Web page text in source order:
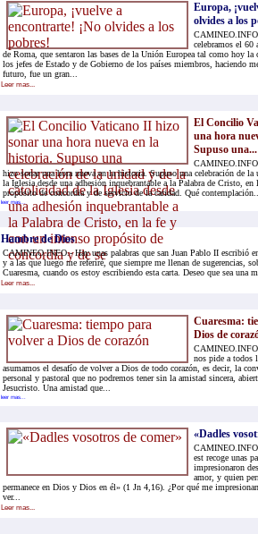
Europa,
olvides a los
celebramos el 60
de Roma, que sentaron las bases de la Unión Europea tal como hoy la
los jefes de Estado y de Gobierno de los países miembros, haciendo
futuro, fue un gran...
Leer mas...
El Concilio
una hora
Supuso una...
hizo sonar una hora nueva en la historia. Supuso una celebración de
la Iglesia desde una adhesión inquebrantable a la Palabra de Cristo,
propósito de concordia y de servicio de la caridad. Qué
leer mas...
Hambre de Dios
CAMINEO.INFO.- Hay unas palabras que san Juan Pablo II escribió
y a las que luego me referiré, que siempre me llenan de sugerencias,
Cuaresma, cuando os estoy escribiendo esta carta. Deseo que sea una
Leer mas...
Cuaresma:
Dios de
nos pide a todos
asumamos el desafío de volver a Dios de todo corazón, es decir, la
personal y pastoral que no podremos tener sin la amistad sincera,
Jesucristo. Una amistad que...
leer mas...
«Dadles
est recoge unas
impresionaron
amor, y quien
permanece en Dios y Dios en él» (1 Jn 4,16). ¿Por qué me
ver...
Leer mas...